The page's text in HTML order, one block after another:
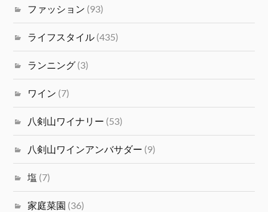
ファッション (93)
ライフスタイル (435)
ランニング (3)
ワイン (7)
八剣山ワイナリー (53)
八剣山ワインアンバサダー (9)
塩 (7)
家庭菜園 (36)